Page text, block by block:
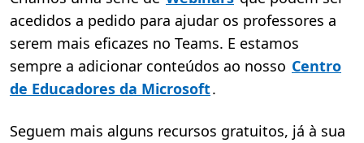
acedidos a pedido para ajudar os professores a
serem mais eficazes no Teams. E estamos
sempre a adicionar conteúdos ao nosso Centro
de Educadores da Microsoft.
Seguem mais alguns recursos gratuitos, já à sua